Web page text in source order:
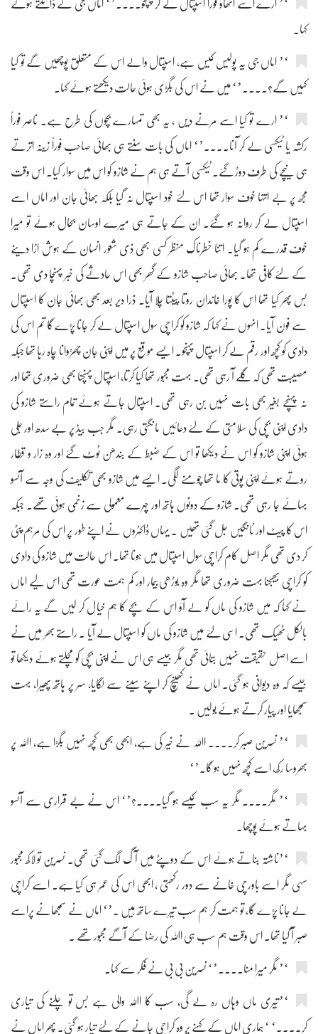
‘’ ارے اسے اٹھاؤ فوراً اسپتال لے کر پہنچو....’‘ اماں جی نے ڈانٹتے ہوئے
کہا۔
‘’ اماں جی یہ پولیس کیس ہے، اسپتال والے اس کے متعلق پوچھیں گے تو کیا
کہیں گے؟....’‘ میں نے اس کی بگڑی ہوئی حالت دیکھتے ہوئے کہا۔
‘’ ارے تو کیا اسے مرنے دیں ، یہ بھی تمہارے بچوں کی طرح ہے۔ ناصر فوراً
رکشہ یا ٹیکسی لے کر آنا....’‘ اماں کی بات سنتے ہی بھائی صاحب فوراً زینہ اترتے
ہی نیچے کی طرف دوڑ گئے۔ ٹیکسی آتے ہی ہم نے شازو کو اس میں سوار کیا۔ اس وقت
مجھ پر بے انتہا خوف سوار تھا اس لئے خود اسپتال نہ گیا بلکہ بھائی جان اور اماں اسے
اسپتال لے کر روانہ ہو گئے۔ ان کے جاتے ہی میرے اوسان بحال ہوئے تو میرا
خوف قدرے کم ہو گیا۔ اتنا خطرناک منظر کسی بھی ذی شعور انسان کے ہوش اڑا دینے
کے لئے کافی تھا۔ بھائی صاحب شازو کے گھر بھی اس حادثے کی خبر پہنچا دی تھی۔
بس پھر کیا تھا اس کا پورا خاندان روتا پیٹتا چلا آیا۔ ذرا دیر بعد بھی بھائی جان کا اسپتال
سے فون آیا۔ انہوں نے کہا کہ شازو کو کراچی سول اسپتال لے کر جانا پڑے گا تم اس کی
دادی کو کچھ اور رقم لے کر اسپتال پہنچو۔ ایسے موقع پر میں اپنی جان چھڑوانا چاہ رہا تھا جبکہ
مصیبت تھی کہ گلے آ رہی تھی۔ بہت مجبور تھا کیا کرتا، اسپتال پہنچنا بھی ضروری تھا اور
نہ پہنچے بغیر بھی بات نہیں بن رہی تھی۔ اسپتال جاتے ہوئے تمام راستے شازو کی
دادی اپنی بچی کی سلامتی کے لئے دعائیں مانگتی رہی۔ مگر جب بیڈ پر بے سدھ اور جلی
ہوئی اپنی شازو کو اس نے دیکھا تو اس کے ضبط کے بندھن ٹوٹ گئے اور وہ زار و قطار
روتے ہوئے اپنی پوتی کا ما تھا چومنے لگی۔ ایسے میں شازو بھی تکلیف کی وجہ سے آنسو
بہائے جا رہی تھی۔ شازو کے دونوں ہاتھ اور چہرے معمولی سے زخمی ہوئی تھے۔ جبکہ
اس کا پیٹ اور ٹانگیں جل گئی تھیں ۔ یہاں ڈاکٹروں نے اپنے طور پر اس کی مرہم پٹی
کر دی تھی مگر اصل کام کراچی سول اسپتال میں ہونا تھا۔ اس حالت میں شازو کی دادی
کو کراچی بھیجنا بہت ضروری تھا مگر وہ بوڑھی بیمار اور کم ہمت عورت تھی اس لیے اماں
نے کہا کہ میں شازو کی ماں کو لے آؤ اس کے بچے کا ہم خیال کر لیں گے یہ رائے
بالکل ٹھیک تھی۔ اسی لئے میں شازو کی ماں کو اسپتال لے آیا ۔ راستے بھر میں نے
اسے اصل حقیقت نہیں بتائی تھی مگر جیسے ہی اس نے اپنی بچی کو مچلتے ہوئے دیکھا تو
جیسے کہ وہ دیوانی ہو گئی۔ اماں نے کھینچ کر اپنے سینے سے لگایا، سر پر ہاتھ پھیرا، بہت
سمجھایا اور پیار کرتے ہوئے بولیں ۔
‘’ نسرین صبر کر.... اﷲ نے خیر کی ہے، ابھی بھی کچھ نہیں بگڑا ہے، اﷲ پر
بھروسا رکھ، اسے کچھ نہیں ہو گا۔’‘
‘’ مگر.... مگر یہ سب کیسے ہو گیا....؟’‘ اس نے بے قراری سے آنسو
بہاتے ہوئے پوچھا۔
‘’ناشتہ بناتے ہوئے اس کے دوپٹے میں آگ لگ گئی تھی۔ نسرین تو لاکھ مجبور
سہی مگر اسے باورچی خانے سے دور رکھتی ، ابھی اس کی عمر ہی کیا ہے۔ اسے کراچی
لے جانا پڑے گا، تو ہمت کر ہم سب تیرے ساتھ ہیں ۔’‘ اماں نے سمجھانے پراسے
صبر آ گیا تھا۔ اس وقت ہم سب ہی اﷲ کی رضا کے آگے مجبور تھے ۔
‘’ مگر میرا منا....’‘ نسرین بی بی نے فکر سے کہا۔
‘’تیری ماں وہاں رہ لے گی، سب کا اﷲ والی ہے بس تو چلنے کی تیاری
کر....‘ ‘ ہماری اماں کے کہنے پر وہ کراچی جانے کے لئے تیار ہو گئی۔ پھر اماں نے